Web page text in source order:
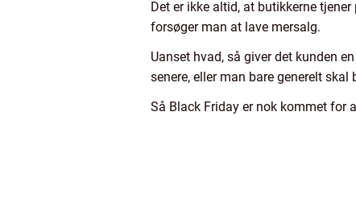
Det er ikke altid, at butikkerne
forsøger man at lave mersalg.
Uanset hvad, så giver det kunden
senere, eller man bare generelt
Så Black Friday er nok kommet for